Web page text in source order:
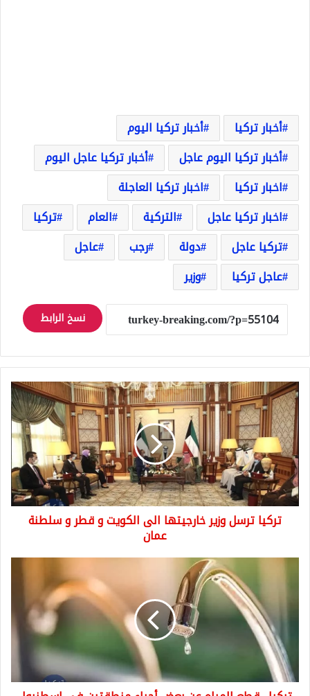
أخبار تركيا
أخبار تركيا اليوم
أخبار تركيا اليوم عاجل
أخبار تركيا عاجل اليوم
اخبار تركيا
اخبار تركيا العاجلة
اخبار تركيا عاجل
التركية العام
تركيا
تركيا عاجل
دولة رجب
عاجل
عاجل تركيا
وزير
نسخ الرابط
تركيا
ترسل
وزير
خارجيتها
الى
الكويت
و
قطر
و
سلطنةتركيا ترسل وزير خارجيتها الى الكويت و قطر و سلطنة
عمان
عن
بعض
منطقتين
في
إسطنبول